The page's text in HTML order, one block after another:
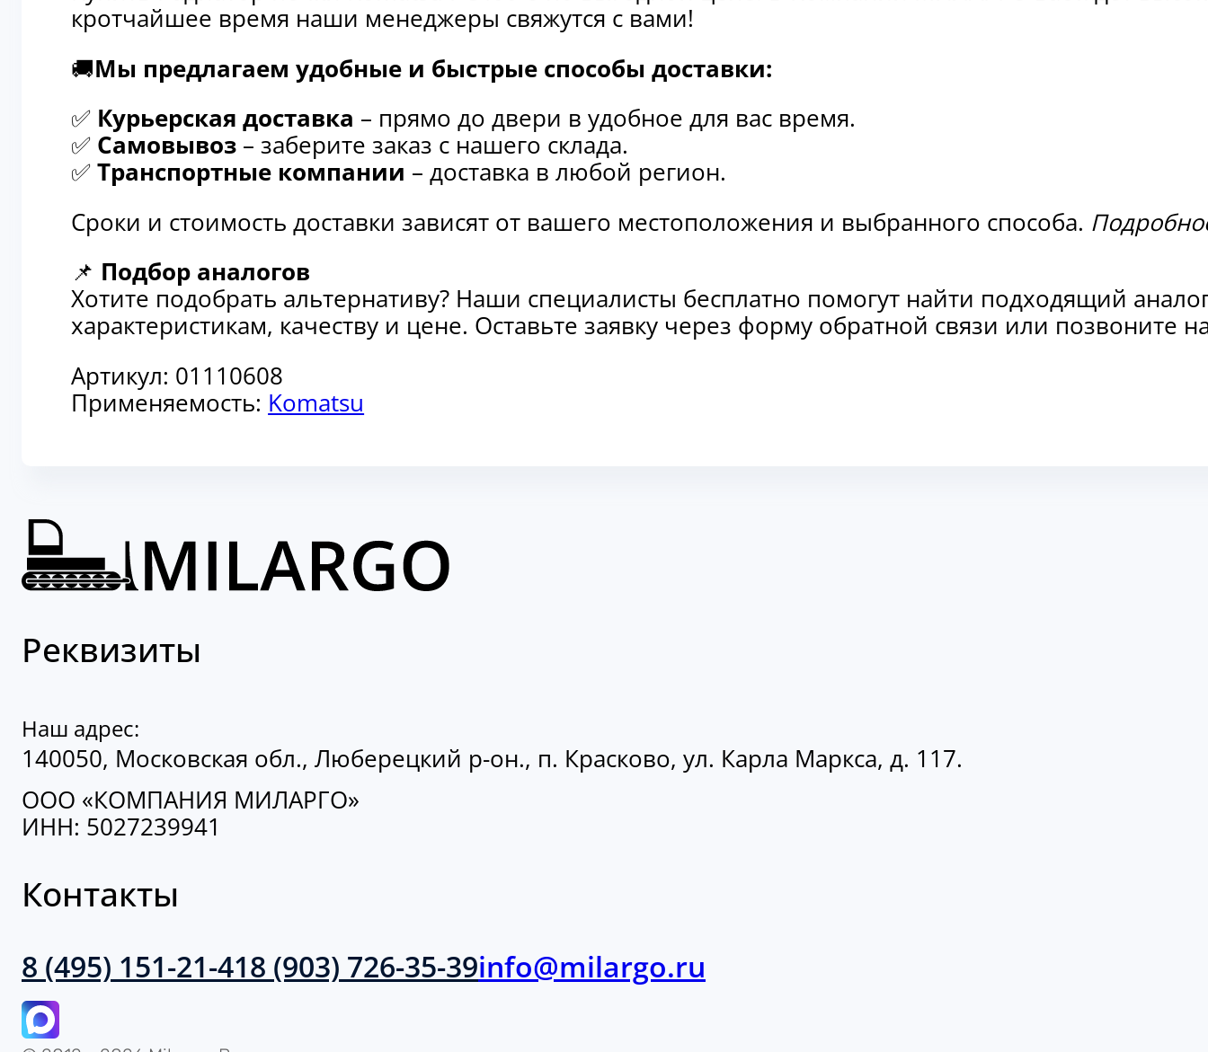
кротчайшее время наши менеджеры свяжутся с вами!
🚚Мы предлагаем удобные и быстрые способы доставки:
✅ Курьерская доставка – прямо до двери в удобное для вас время.
✅ Самовывоз – заберите заказ с нашего склада.
✅ Транспортные компании – доставка в любой регион.
Сроки и стоимость доставки зависят от вашего местоположения и выбранного способа.
📌 Подбор аналогов
Хотите подобрать альтернативу? Наши специалисты бесплатно помогут найти подходящий
характеристикам, качеству и цене. Оставьте заявку через форму обратной связи или
Артикул: 01110608
Применяемость: Komatsu
Реквизиты
Наш адрес:
140050, Московская обл., Люберецкий р-он., п. Красково, ул. Карла Маркса, д. 117.
ООО «КОМПАНИЯ МИЛАРГО»
ИНН: 5027239941
Контакты
8 (495) 151-21-418 (903) 726-35-39info@milargo.ru